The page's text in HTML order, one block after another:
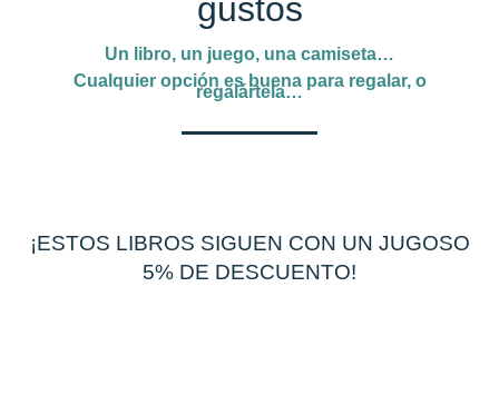
gustos
Un libro, un juego, una camiseta…
Cualquier opción es buena para regalar, o
regalártela…
¡ESTOS LIBROS SIGUEN CON UN JUGOSO
5% DE DESCUENTO!